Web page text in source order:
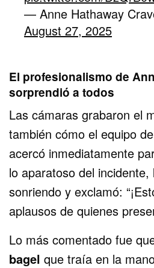
— Anne Hathaway
August 27, 2025
El profesionalismo de
sorprendió a todos
Las cámaras grabaron el
también cómo el equipo
acercó inmediatamente
lo aparatoso del
sonriendo y exclamó:
aplausos de quienes
Lo más comentado fue
bagel que traía en la